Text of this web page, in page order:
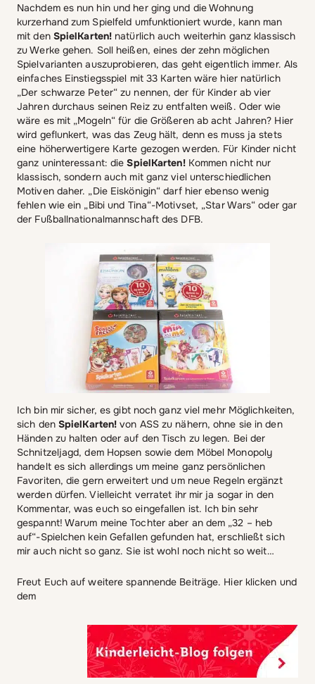
Nachdem es nun hin und her ging und die Wohnung
kurzerhand zum Spielfeld umfunktioniert wurde, kann man
mit den SpielKarten! natürlich auch weiterhin ganz klassisch
zu Werke gehen. Soll heißen, eines der zehn möglichen
Spielvarianten auszuprobieren, das geht eigentlich immer. Als
einfaches Einstiegsspiel mit 33 Karten wäre hier natürlich
„Der schwarze Peter“ zu nennen, der für Kinder ab vier
Jahren durchaus seinen Reiz zu entfalten weiß. Oder wie
wäre es mit „Mogeln“ für die Größeren ab acht Jahren? Hier
wird geflunkert, was das Zeug hält, denn es muss ja stets
eine höherwertigere Karte gezogen werden. Für Kinder nicht
ganz uninteressant: dieSpielKarten!Kommen nicht nur
klassisch, sondern auch mit ganz viel unterschiedlichen
Motiven daher. „Die Eiskönigin“ darf hier ebenso wenig
fehlen wie ein „Bibi und Tina“-Motivset, „Star Wars“ oder gar
der Fußballnationalmannschaft des DFB.
Ich bin mir sicher, es gibt noch ganz viel mehr Möglichkeiten,
sich den SpielKarten! von ASS zu nähern, ohne sie in den
Händen zu halten oder auf den Tisch zu legen. Bei der
Schnitzeljagd, dem Hopsen sowie dem Möbel Monopoly
handelt es sich allerdings um meine ganz persönlichen
Favoriten, die gern erweitert und um neue Regeln ergänzt
werden dürfen. Vielleicht verratet ihr mir ja sogar in den
Kommentar, was euch so eingefallen ist. Ich bin sehr
gespannt! Warum meine Tochter aber an dem „32 – heb
auf“-Spielchen kein Gefallen gefunden hat, erschließt sich
mir auch nicht so ganz. Sie ist wohl noch nicht so weit…
Freut Euch auf weitere spannende Beiträge. Hier klicken und
dem